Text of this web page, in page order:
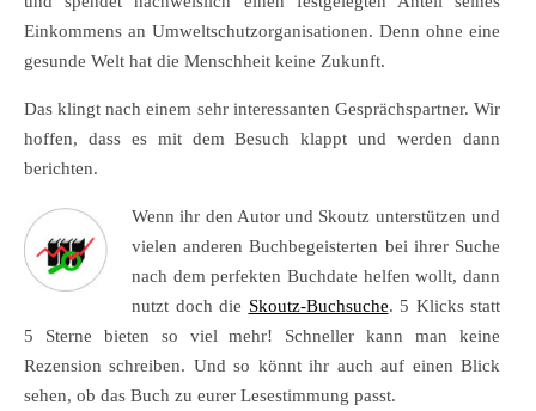
Einkommens an Umweltschutzorganisationen. Denn ohne eine
gesunde Welt hat die Menschheit keine Zukunft.
Das klingt nach einem sehr interessanten Gesprächspartner. Wir
hoffen, dass es mit dem Besuch klappt und werden dann
berichten.
Wenn ihr den Autor und Skoutz unterstützen und
vielen anderen Buchbegeisterten bei ihrer Suche
nach dem perfekten Buchdate helfen wollt, dann
nutzt doch die Skoutz-Buchsuche. 5 Klicks statt
5 Sterne bieten so viel mehr! Schneller kann man keine
Rezension schreiben. Und so könnt ihr auch auf einen Blick
sehen, ob das Buch zu eurer Lesestimmung passt.